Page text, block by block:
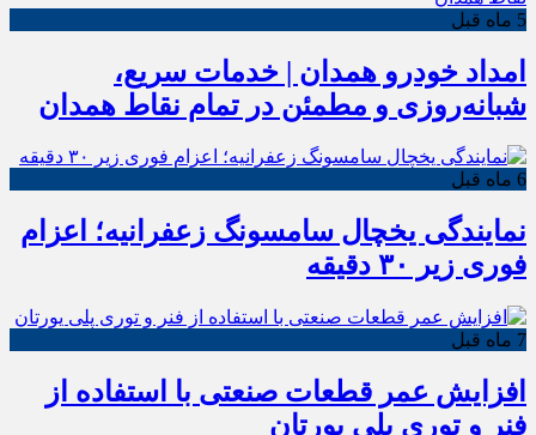
5 ماه قبل
امداد خودرو همدان | خدمات سریع،
شبانه‌روزی و مطمئن در تمام نقاط همدان
6 ماه قبل
نمایندگی یخچال سامسونگ زعفرانیه؛ اعزام
فوری زیر ۳۰ دقیقه
7 ماه قبل
افزایش عمر قطعات صنعتی با استفاده از
فنر و توری پلی یورتان